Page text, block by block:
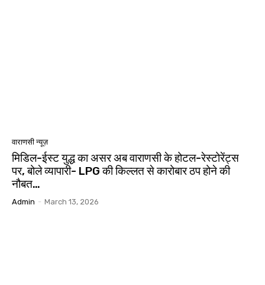
वाराणसी न्यूज़
मिडिल-ईस्ट युद्ध का असर अब वाराणसी के होटल-रेस्टोरेंट्स
पर, बोले व्यापारी- LPG की किल्लत से कारोबार ठप होने की
नौबत…
Admin - March 13, 2026